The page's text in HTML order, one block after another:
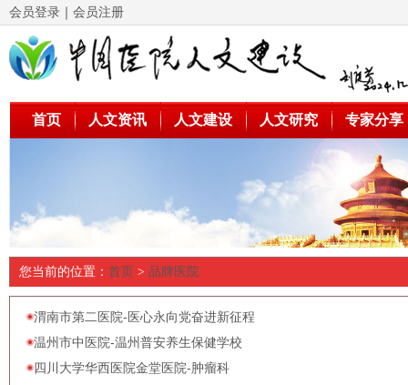
会员登录 ｜ 会员注册
首页 人文资讯 人文建设 人文研究 专家分享
您当前的位置： 首页 > 品牌医院
渭南市第二医院-医心永向党奋进新征程
温州市中医院-温州普安养生保健学校
四川大学华西医院金堂医院-肿瘤科